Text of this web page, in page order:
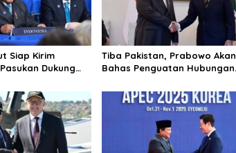
Siap Kirim
Dukung
Tiba Pakistan, Prabowo Akan
Bahas Penguatan Hubungan